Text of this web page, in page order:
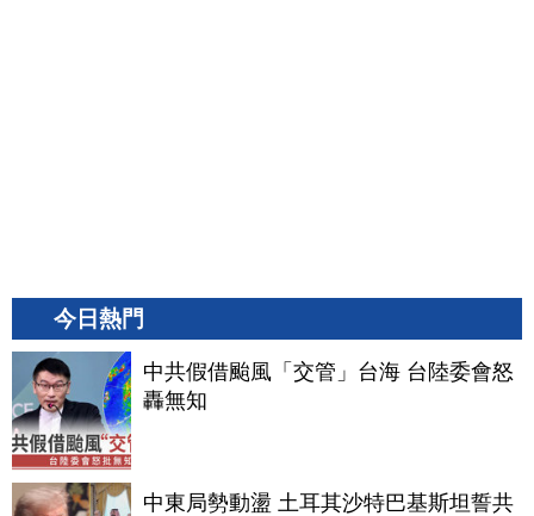
今日熱門
中共假借颱風「交管」台海 台陸委會怒
轟無知
中東局勢動盪 土耳其沙特巴基斯坦誓共